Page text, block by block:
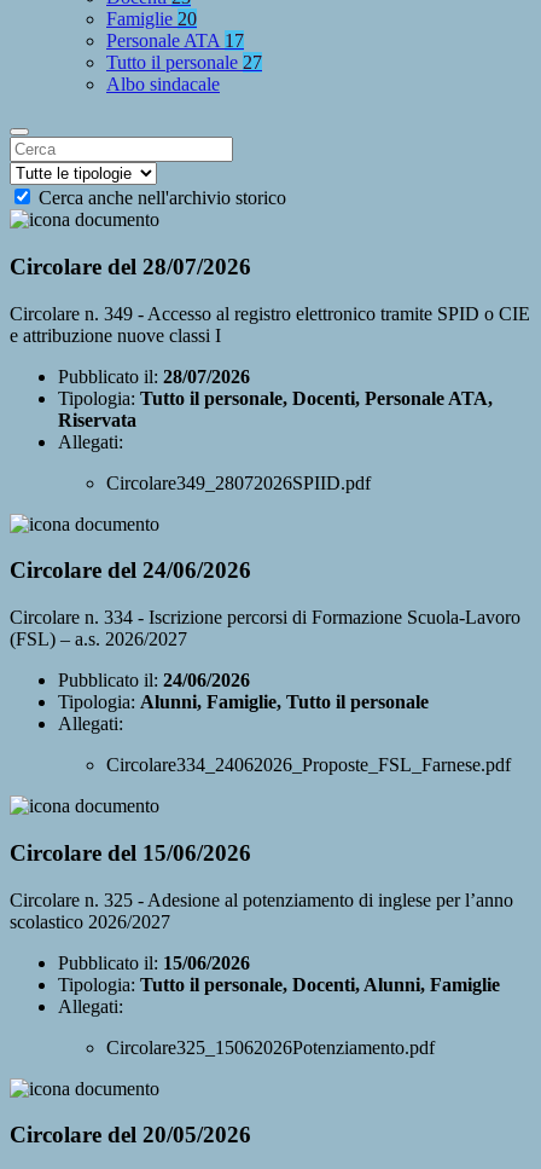
Famiglie 20
Personale ATA 17
Tutto il personale 27
Albo sindacale
Cerca anche nell'archivio storico
Circolare del 28/07/2026
Circolare n. 349 - Accesso al registro elettronico tramite SPID o CIE
e attribuzione nuove classi I
Pubblicato il: 28/07/2026
Tipologia: Tutto il personale, Docenti, Personale ATA,
Riservata
Allegati:
Circolare349_28072026SPIID.pdf
Circolare del 24/06/2026
Circolare n. 334 - Iscrizione percorsi di Formazione Scuola-Lavoro
(FSL) – a.s. 2026/2027
Pubblicato il: 24/06/2026
Tipologia: Alunni, Famiglie, Tutto il personale
Allegati:
Circolare334_24062026_Proposte_FSL_Farnese.pdf
Circolare del 15/06/2026
Circolare n. 325 - Adesione al potenziamento di inglese per l’anno
scolastico 2026/2027
Pubblicato il: 15/06/2026
Tipologia: Tutto il personale, Docenti, Alunni, Famiglie
Allegati:
Circolare325_15062026Potenziamento.pdf
Circolare del 20/05/2026